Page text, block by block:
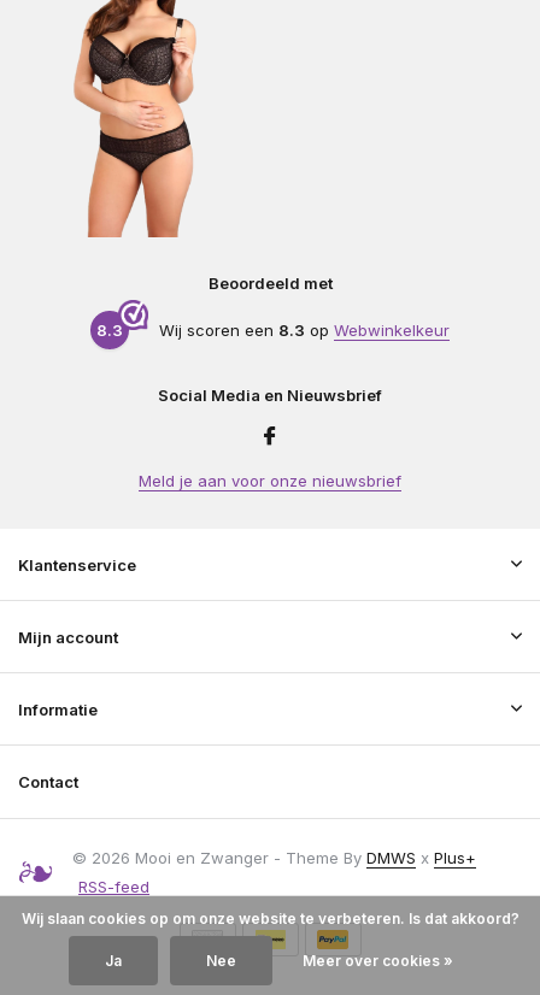
Beoordeeld met
8.3 Wij scoren een 8.3 op Webwinkelkeur
Social Media en Nieuwsbrief
Meld je aan voor onze nieuwsbrief
Klantenservice
Mijn account
Informatie
Contact
© 2026 Mooi en Zwanger - Theme By DMWS x Plus+
RSS-feed
Wij slaan cookies op om onze website te verbeteren. Is dat akkoord?
Ja Nee Meer over cookies »